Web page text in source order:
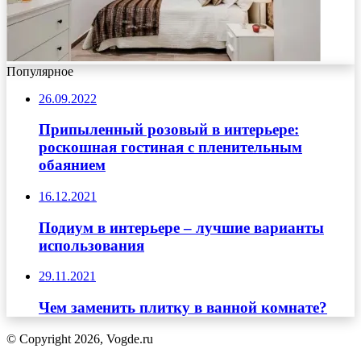
Популярное
26.09.2022
Припыленный розовый в интерьере:
роскошная гостиная с пленительным
обаянием
16.12.2021
Подиум в интерьере – лучшие варианты
использования
29.11.2021
Чем заменить плитку в ванной комнате?
© Copyright 2026, Vogde.ru